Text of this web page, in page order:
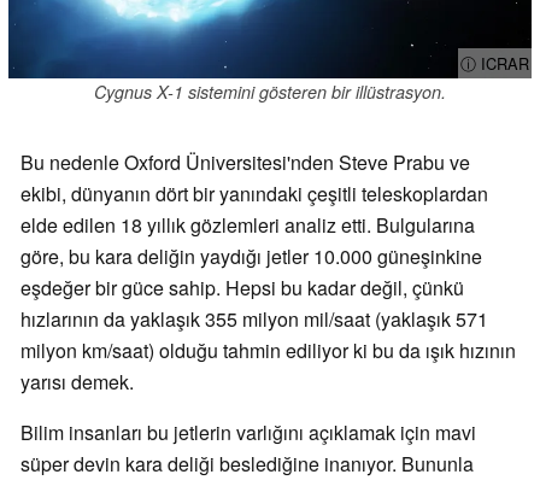
ⓘ ICRAR
Cygnus X-1 sistemini gösteren bir illüstrasyon.
Bu nedenle Oxford Üniversitesi'nden Steve Prabu ve
ekibi, dünyanın dört bir yanındaki çeşitli teleskoplardan
elde edilen 18 yıllık gözlemleri analiz etti. Bulgularına
göre, bu kara deliğin yaydığı jetler 10.000 güneşinkine
eşdeğer bir güce sahip. Hepsi bu kadar değil, çünkü
hızlarının da yaklaşık 355 milyon mil/saat (yaklaşık 571
milyon km/saat) olduğu tahmin ediliyor ki bu da ışık hızının
yarısı demek.
Bilim insanları bu jetlerin varlığını açıklamak için mavi
süper devin kara deliği beslediğine inanıyor. Bununla